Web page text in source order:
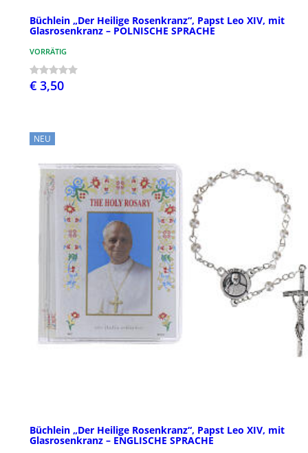
Büchlein „Der Heilige Rosenkranz“, Papst Leo XIV, mit
Glasrosenkranz – POLNISCHE SPRACHE
VORRÄTIG
€ 3,50
NEU
Büchlein „Der Heilige Rosenkranz“, Papst Leo XIV, mit
Glasrosenkranz – ENGLISCHE SPRACHE